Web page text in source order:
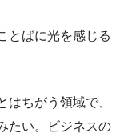
とばに光を感じる
はちがう領域で、
たい。ビジネスの